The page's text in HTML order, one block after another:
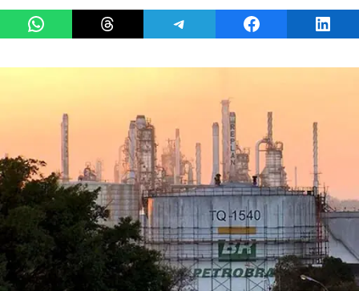
Share on WhatsAppShare on ThreadsShare on TelegramShare on Facebook